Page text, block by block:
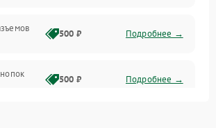
500 ₽ Подробнее →
500 ₽ Подробнее →